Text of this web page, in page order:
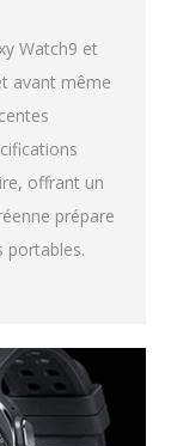
Watch9 et
avant même
offrant un
prépare
portables.